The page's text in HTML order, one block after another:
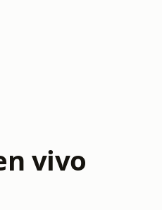
vivo